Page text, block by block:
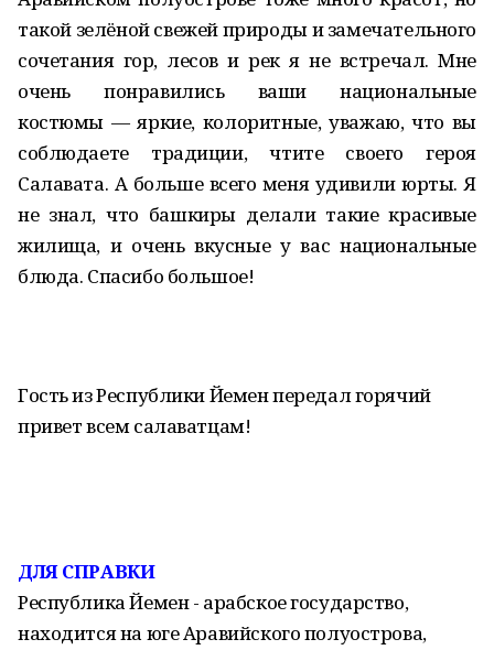
такой зелёной свежей природы и замечательного
сочетания гор, лесов и рек я не встречал. Мне
очень понравились ваши национальные
костюмы — яркие, колоритные, уважаю, что вы
соблюдаете традиции, чтите своего героя
Салавата. А больше всего меня удивили юрты. Я
не знал, что башкиры делали такие красивые
жилища, и очень вкусные у вас национальные
блюда. Спасибо большое!
Гость из Республики Йемен передал горячий
привет всем салаватцам!
ДЛЯ СПРАВКИ
Республика Йемен - арабское государство,
находится на юге Аравийского полуострова,